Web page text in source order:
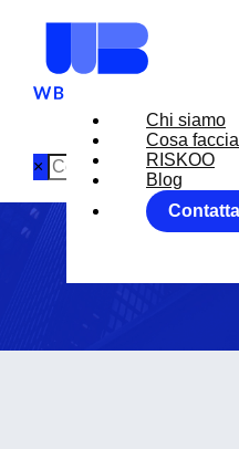
Chi siamo
Cosa
RISKOO
Blog
×